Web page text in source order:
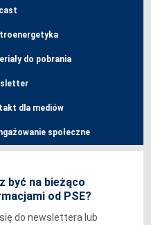
do pobrania
dla mediów
społeczne
być na bieżąco
od PSE?
do newslettera lub